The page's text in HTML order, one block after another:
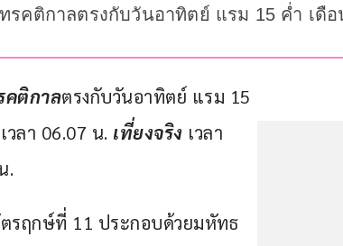
คติกาลตรงกับวันอาทิตย์ แรม 15 ค่ำ เดื
คติกาลตรงกับวันอาทิตย์ แรม 15
เวลา 06.07 น. เที่ยงจริง เวลา
น.
รฤกษ์ที่ 11 ประกอบด้วยมหัทธ